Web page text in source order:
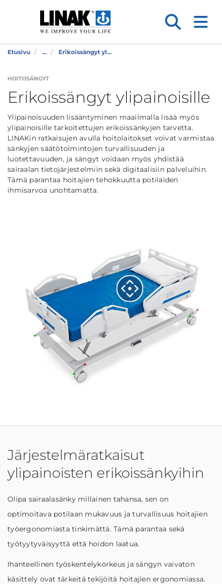
Etusivu ... Erikoissängyt yl...
HOITOSÄNGYT
Erikoissängyt ylipainoisille
Ylipainoisuuden lisääntyminen maailmalla lisää myös
ylipainoisille tarkoitettujen erikoissänkyjen tarvetta.
LINAKin ratkaisujen avulla hoitolaitokset voivat varmistaa
sänkyjen säätötoimintojen turvallisuuden ja
luotettavuuden, ja sängyt voidaan myös yhdistää
sairaalan tietojärjestelmiin sekä digitaalisiin palveluihin.
Tämä parantaa hoitajien tehokkuutta potilaiden
ihmisarvoa unohtamatta.
Järjestelmäratkaisut
ylipainoisten erikoissänkyihin
Olipa sairaalasänky millainen tahansa, sen on
optimoitava potilaan mukavuus ja turvallisuus hoitajien
työergonomiasta tinkimättä. Tämä parantaa sekä
työtyytyväisyyttä että hoidon laatua.
Ihanteellinen työskentelykorkeus ja sängyn vaivaton
käsittely ovat tärkeitä tekijöitä hoitajien ergonomiassa.